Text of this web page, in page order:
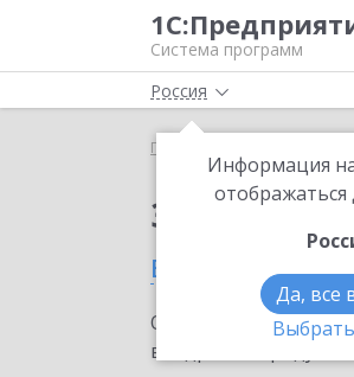
Система программ
Россия
Информация
отображаться
Да, все
Главная
Заказать
в
Ознакомьтесь с
внедрение продукта.